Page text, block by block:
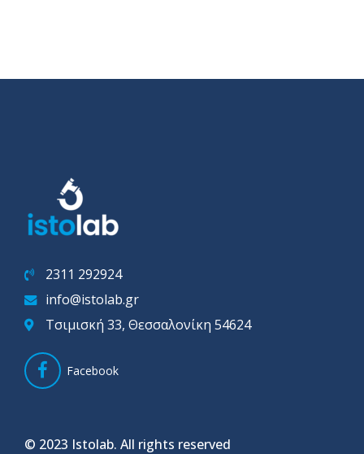
2311 292924
info@istolab.gr
Τσιμισκή 33, Θεσσαλονίκη 54624
Facebook
© 2023 Istolab. All rights reserved